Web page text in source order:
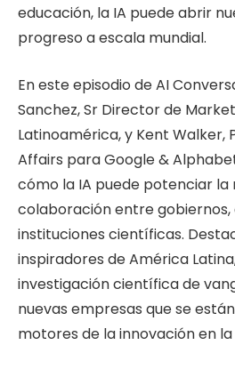
educación, la IA puede abrir
progreso a escala mundial.
En este episodio de AI
Sanchez, Sr Director de
Latinoamérica, y Kent Walker,
Affairs para Google &
cómo la IA puede potenciar la
colaboración entre gobiernos,
instituciones científicas.
inspiradores de América
investigación científica de
nuevas empresas que se
motores de la innovación en la